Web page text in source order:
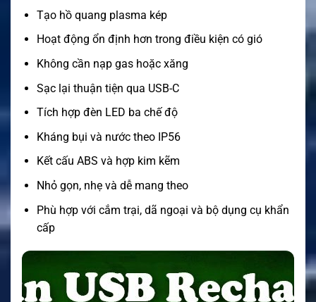
Tạo hồ quang plasma kép
Hoạt động ổn định hơn trong điều kiện có gió
Không cần nạp gas hoặc xăng
Sạc lại thuận tiện qua USB-C
Tích hợp đèn LED ba chế độ
Kháng bụi và nước theo IP56
Kết cấu ABS và hợp kim kẽm
Nhỏ gọn, nhẹ và dễ mang theo
Phù hợp với cắm trại, dã ngoại và bộ dụng cụ khẩn
cấp